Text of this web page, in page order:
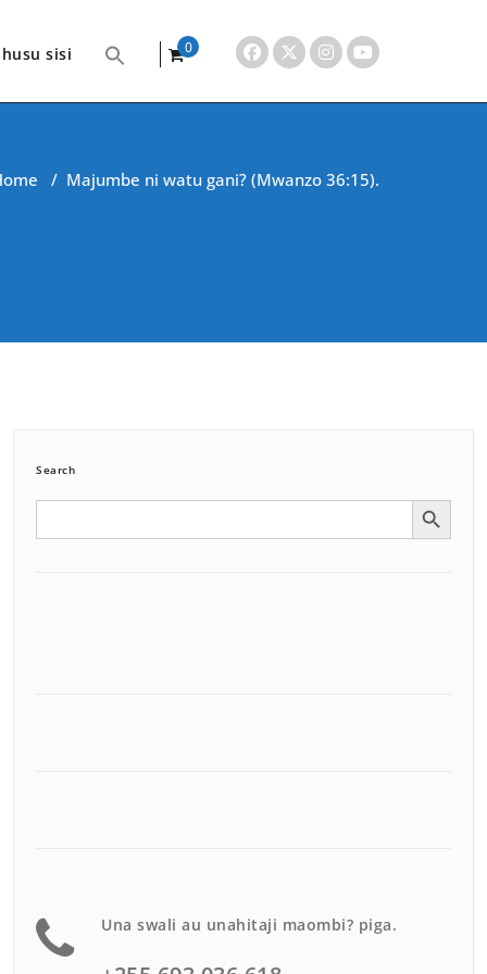
sisi
0
/ Majumbe ni watu gani? (Mwanzo 36:15).
Search
Search Search Button
Una swali au unahitaji maombi? piga.